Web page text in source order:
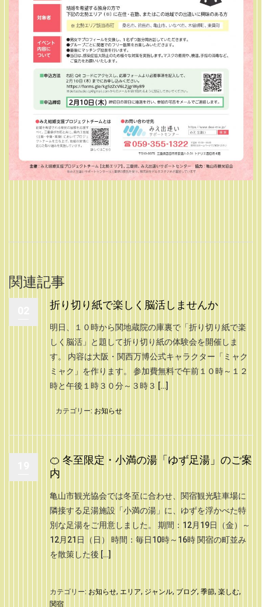
関連記事
折り切り紙で楽しく脳活しませんか
明日、１０時から関地蔵院の庫裏で「折り切り紙で楽
しく脳活」と題して折り切り紙の体験会を開催しま
す。 内容は大阪・関西万博公式キャラクター「ミャク
ミャク」を作ります。 参加費無料で午前１０時～１２
時と午後１時３０分～３時３ […]
カテゴリー: お知らせ
🍊 冬至限定・小満の湯「ゆず足湯」のご案
内
亀山市観光協会では冬至に合わせ、関宿観光駐車場に
隣接する足湯施設「小満の湯」に、ゆずを浮かべた特
別な足湯をご用意しました。 期間：12月19日（金）～
12月21日（日） 時間：毎日10時～16時 関宿の町並み
を散策した後 […]
カテゴリー: お知らせ, エリア, ジャンル, ブログ, 季節, 楽しむ,
関宿